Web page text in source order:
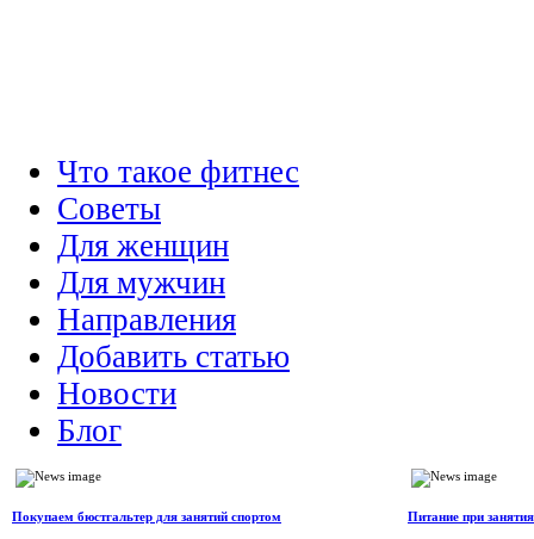
Что такое фитнес
Советы
Для женщин
Для мужчин
Направления
Добавить статью
Новости
Блог
Покупаем бюстгальтер для занятий спортом Питание при